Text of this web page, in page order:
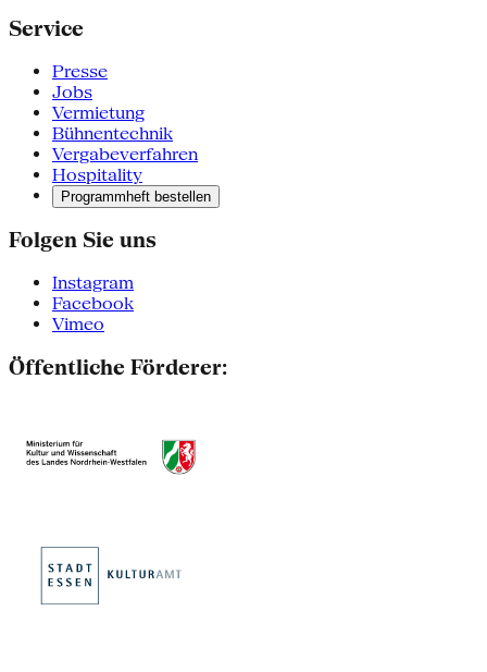
Service
Presse
Jobs
Vermietung
Bühnentechnik
Vergabeverfahren
Hospitality
Programmheft bestellen
Folgen Sie uns
Instagram
Facebook
Vimeo
Öffentliche Förderer: